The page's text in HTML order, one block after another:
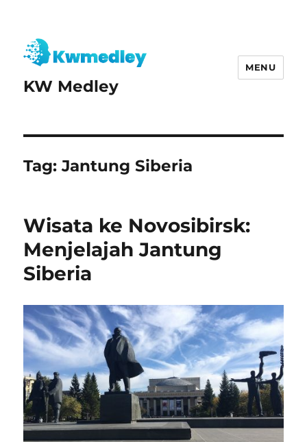
KW Medley
MENU
Tag:Jantung Siberia
Wisata ke Novosibirsk:
Menjelajah Jantung
Siberia